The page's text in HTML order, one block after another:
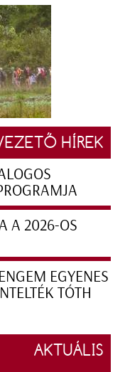
HÍREK
A 2026-OS
EGYENES
TÓTH
AKTUÁLIS